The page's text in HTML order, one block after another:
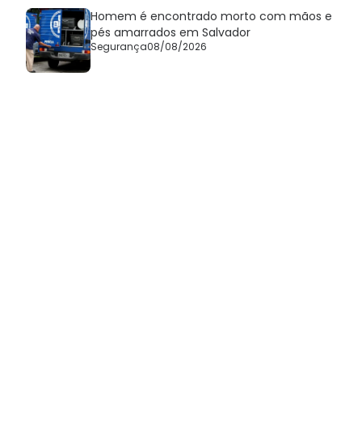
Homem é encontrado morto com mãos e
pés amarrados em Salvador
Segurança08/08/2026